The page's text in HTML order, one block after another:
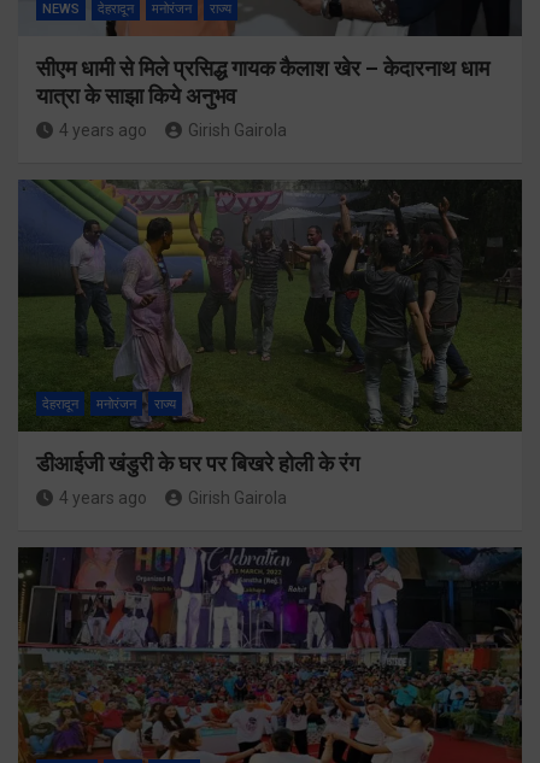
NEWS देहरादून मनोरंजन राज्य
सीएम धामी से मिले प्रसिद्ध गायक कैलाश खेर – केदारनाथ धाम
यात्रा के साझा किये अनुभव
4 years ago Girish Gairola
देहरादून मनोरंजन राज्य
डीआईजी खंडुरी के घर पर बिखरे होली के रंग
4 years ago Girish Gairola